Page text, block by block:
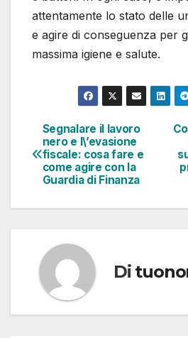
attentamente lo stato delle
e agire di conseguenza per
massima igiene e salute.
Navigazione
articoli
Segnalare il lavoro
nero e l\’evasione
fiscale: cosa fare e
come agire con la
Guardia di Finanza
Di